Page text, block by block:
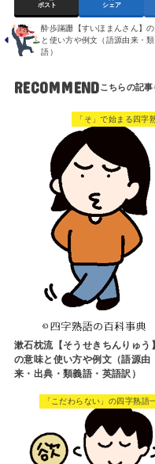
ポスト シェア
酔歩蹣跚【すいほまんさん】
と使い方や例文（語源由来・
語）
RECOMMEND
「そ」で始まる四字
漱石枕流【そうせきちんりゅう】
の意味と使い方や例文（語源由
来・出典・類義語・英語訳）
「こだわらない」の四字熟語